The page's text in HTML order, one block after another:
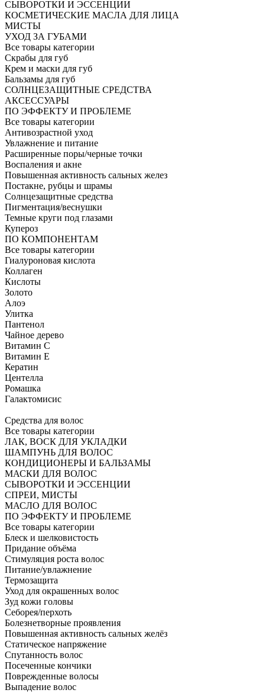
СЫВОРОТКИ И ЭССЕНЦИИ
КОСМЕТИЧЕСКИЕ МАСЛА ДЛЯ ЛИЦА
МИСТЫ
УХОД ЗА ГУБАМИ
Все товары категории
Скрабы для губ
Крем и маски для губ
Бальзамы для губ
СОЛНЦЕЗАЩИТНЫЕ СРЕДСТВА
АКСЕССУАРЫ
ПО ЭФФЕКТУ И ПРОБЛЕМЕ
Все товары категории
Антивозрастной уход
Увлажнение и питание
Расширенные поры/черные точки
Воспаления и акне
Повышенная активность сальных желез
Постакне, рубцы и шрамы
Солнцезащитные средства
Пигментация/веснушки
Темные круги под глазами
Купероз
ПО КОМПОНЕНТАМ
Все товары категории
Гиалуроновая кислота
Коллаген
Кислоты
Золото
Алоэ
Улитка
Пантенол
Чайное дерево
Витамин C
Витамин Е
Кератин
Центелла
Ромашка
Галактомисис
Средства для волос
Все товары категории
ЛАК, ВОСК ДЛЯ УКЛАДКИ
ШАМПУНЬ ДЛЯ ВОЛОС
КОНДИЦИОНЕРЫ И БАЛЬЗАМЫ
МАСКИ ДЛЯ ВОЛОС
СЫВОРОТКИ И ЭССЕНЦИИ
СПРЕИ, МИСТЫ
МАСЛО ДЛЯ ВОЛОС
ПО ЭФФЕКТУ И ПРОБЛЕМЕ
Все товары категории
Блеск и шелковистость
Придание объёма
Стимуляция роста волос
Питание/увлажнение
Термозащита
Уход для окрашенных волос
Зуд кожи головы
Себорея/перхоть
Болезнетворные проявления
Повышенная активность сальных желёз
Статическое напряжение
Спутанность волос
Посеченные кончики
Поврежденные волосы
Выпадение волос